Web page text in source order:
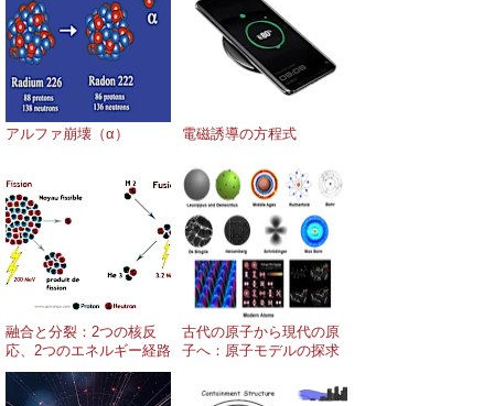
アルファ崩壊（α） 電磁誘導の方程式
融合と分裂：2つの核反
応、2つのエネルギー経路
古代の原子から現代の原
子へ：原子モデルの探求